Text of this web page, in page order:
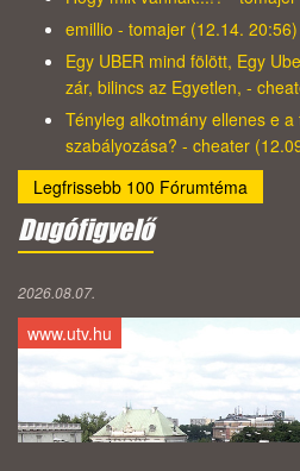
emillio - tomajer (12.14. 20:56)
Egy UBER mind fölött, Egy
zár, bilincs az Egyetlen, -
Tényleg alkotmány ellenes e
szabályozása? - cheater
Legfrissebb 100 Fórumtéma
Dugófigyelő
2026.08.07.
www.utv.hu